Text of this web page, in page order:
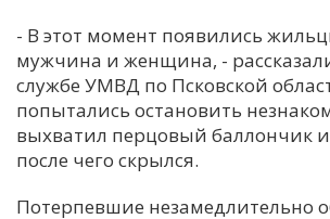
Е
И
- В этот момент появились
мужчина и женщина, -
службе УМВД по Псковской
попытались остановить
выхватил перцовый баллончик
после чего скрылся.
Потерпевшие незамедлительно